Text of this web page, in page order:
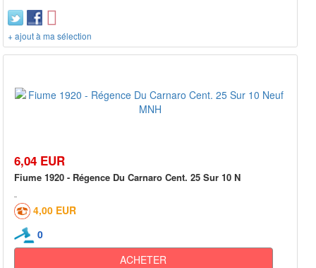
+ ajout à ma sélection
6,04 EUR
Fiume 1920 - Régence Du Carnaro Cent. 25 Sur 10 N
4,00 EUR
0
ACHETER